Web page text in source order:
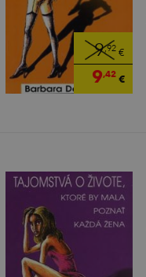
9,92€
9,42€